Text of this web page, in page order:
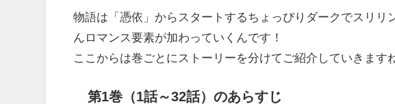
物語は「憑依」からスタートするちょっぴりダークでスリ
んロマンス要素が加わっていくんです！
ここからは巻ごとにストーリーを分けてご紹介していきます
第1巻（1話～32話）のあらすじ